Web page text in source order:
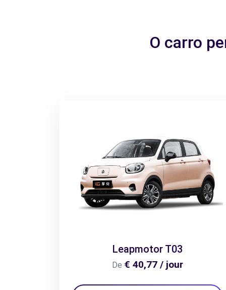
O carro
Leapmotor T03
De € 40,77 / jour